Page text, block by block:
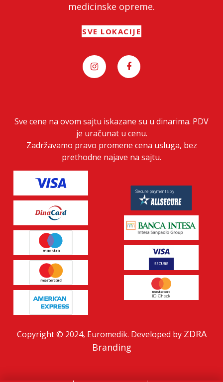
medicinske opreme.
SVE LOKACIJE
Sve cene na ovom sajtu iskazane su u dinarima. PDV
je uračunat u cenu.
Zadržavamo pravo promene cena usluga, bez
prethodne najave na sajtu.
Copyright © 2024, Euromedik. Developed by ZDRA
Branding